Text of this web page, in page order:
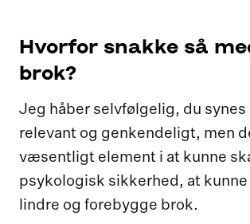
Hvorfor snakke så
brok?
Jeg håber selvfølgelig, du synes
relevant og genkendeligt, men
væsentligt element i at kunne
psykologisk sikkerhed, at kunne
lindre og forebygge brok.